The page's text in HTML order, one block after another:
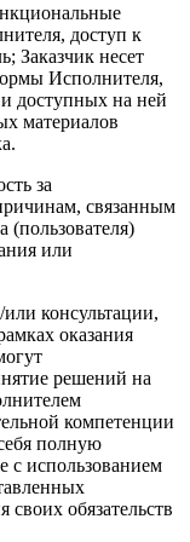
доступ к
Заказчик несет
Исполнителя,
доступных на ней
материалов
за
связанным
(пользователя)
или
консультации,
оказания
решений на
компетенции
полную
с использованием
обязательств